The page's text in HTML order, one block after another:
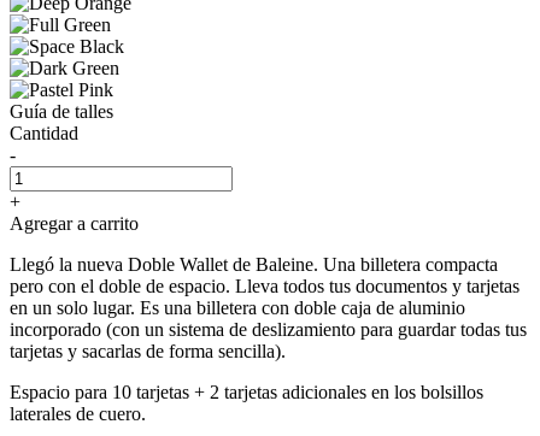
Guía de talles
Cantidad
-
+
Agregar a carrito
Llegó la nueva Doble Wallet de Baleine. Una billetera compacta
pero con el doble de espacio. Lleva todos tus documentos y tarjetas
en un solo lugar. Es una billetera con doble caja de aluminio
incorporado (con un sistema de deslizamiento para guardar todas tus
tarjetas y sacarlas de forma sencilla).
Espacio para 10 tarjetas + 2 tarjetas adicionales en los bolsillos
laterales de cuero.